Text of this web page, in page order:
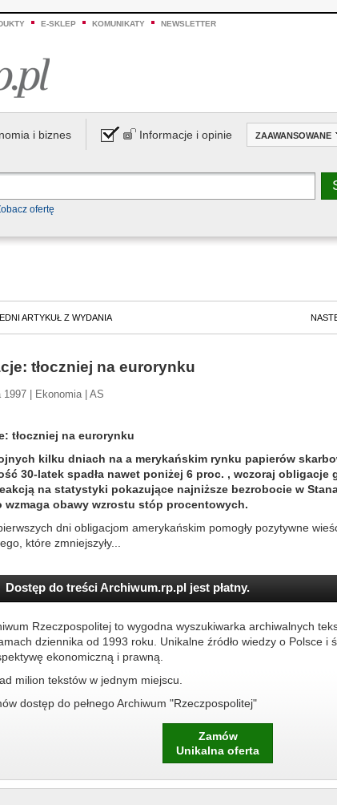
E-SKLEP KOMUNIKATY NEWSLETTER
i biznes Informacje i opinie ZAAWANSOWANE
ofertę
ARTYKUŁ Z WYDANIA
tłoczniej na eurorynku
1997 | Ekonomia | AS
tłoczniej na eurorynku
kilku dniach na a merykańskim rynku papierów
30-latek spadła nawet poniżej 6 proc. , wczoraj obligacje
na statystyki pokazujące najniższe bezrobocie w
wzmaga obawy wzrostu stóp procentowych.
dni obligacjom amerykańskim pomogły pozytywne
które zmniejszyły...
Dostęp do treści Archiwum.rp.pl jest płatny.
Rzeczpospolitej to wygodna wyszukiwarka archiwalnych
dziennika od 1993 roku. Unikalne źródło wiedzy o Polsce i
ekonomiczną i prawną.
milion tekstów w jednym miejscu.
dostęp do pełnego Archiwum "Rzeczpospolitej"
Zamów
Unikalna oferta